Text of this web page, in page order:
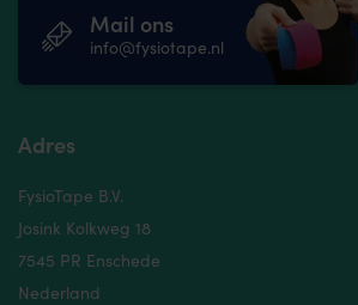
Mail ons
info@fysiotape.nl
Adres
FysioTape B.V.
Josink Kolkweg 18
7545 PR Enschede
Nederland